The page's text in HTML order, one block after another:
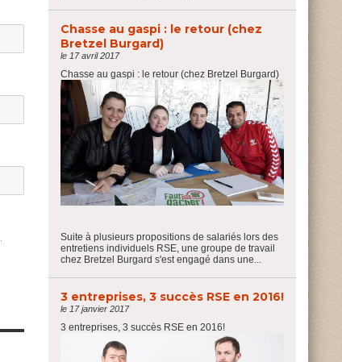
Chasse au gaspi : le retour (chez
Bretzel Burgard)
le 17 avril 2017
Chasse au gaspi : le retour (chez Bretzel Burgard)
Suite à plusieurs propositions de salariés lors des
entretiens individuels RSE, une groupe de travail
chez Bretzel Burgard s'est engagé dans une...
3 entreprises, 3 succès RSE en 2016!
le 17 janvier 2017
3 entreprises, 3 succès RSE en 2016!